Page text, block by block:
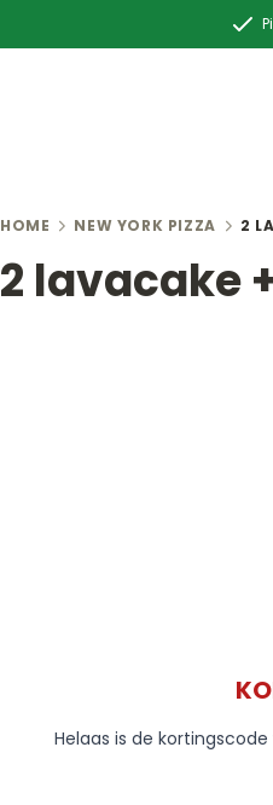
HOME NEW YORK PIZZA 2
2 lavacake
Helaas is de